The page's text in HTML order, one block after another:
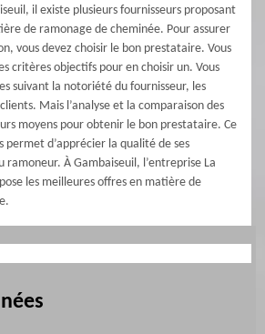
il existe plusieurs fournisseurs proposant
de ramonage de cheminée. Pour assurer
vous devez choisir le bon prestataire. Vous
critères objectifs pour en choisir un. Vous
suivant la notoriété du fournisseur, les
Mais l’analyse et la comparaison des
moyens pour obtenir le bon prestataire. Ce
permet d’apprécier la qualité de ses
ramoneur. À Gambaiseuil, l’entreprise La
les meilleures offres en matière de